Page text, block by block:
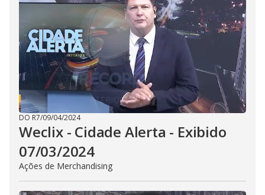
DO R7/09/04/2024
Weclix - Cidade Alerta - Exibido
07/03/2024
Ações de Merchandising